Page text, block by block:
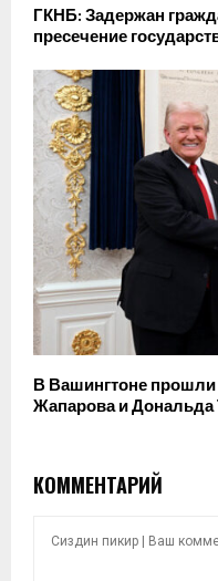
ГКНБ: Задержан
пресечение
В Вашингтоне
Жапарова и Дональда
КОММЕНТАРИЙ